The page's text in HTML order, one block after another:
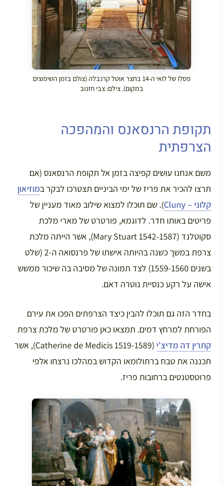
פסלו של לואי ה-14 בחצר אוטל קרנבלה (צולם בזמן השיפוצים
במקום). צילם: צבי חזנוב
תקופת הרנסאנס והמהפכה
הצרפתית
משם אנחנו עושים קפיצה בזמן אל תקופת הרנסאנס (אם
תרצו להכיר את פריז של ימי הביניים תצטרכו לבקר במוזיאון
קלוני – Cluny
). שם תוכלו למצוא שילוב מאוד מעניין של
פריטים באותו חדר. לדוגמא, פורטרט של מארי מלכת
סקוטלנד (Mary Stuart 1542-1587), אשר הייתה מלכת
צרפת במשך כשנה בהיותה אישתו של פרנסואה ה-2 (שלט
בשנים 1559-1560) לצד תמונה של מסיבה בה שיכור ממשש
אישה על רקע כנסיית נוטרה דאם.
בחדר הזה גם תוכלו להבין כיצד הצרפתים הפכו את עירם
הפורחת למרחץ דמים. תמצאו כאן פורטרט של מלכת צרפת
קתרין דה מדיצ’י
(Catherine de Medicis 1519-1589), אשר
תכננה את טבח ברתולומאו הקדוש במהלכו נרצחו אלפי
פרוטסטנטים ברחובות פריז.